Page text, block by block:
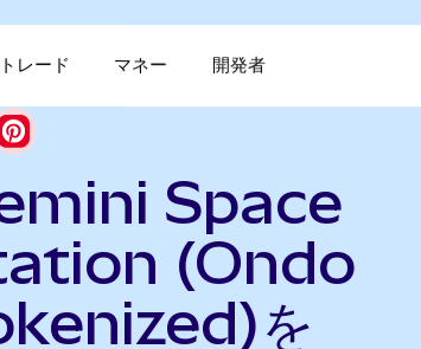
トレード マネー 開発者
Space
(Ondo
を